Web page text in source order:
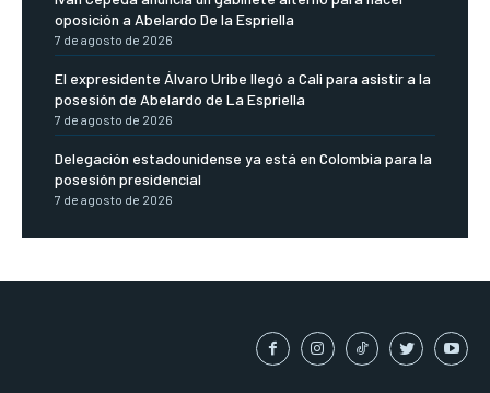
oposición a Abelardo De la Espriella
7 de agosto de 2026
El expresidente Álvaro Uribe llegó a Cali para asistir a la
posesión de Abelardo de La Espriella
7 de agosto de 2026
Delegación estadounidense ya está en Colombia para la
posesión presidencial
7 de agosto de 2026